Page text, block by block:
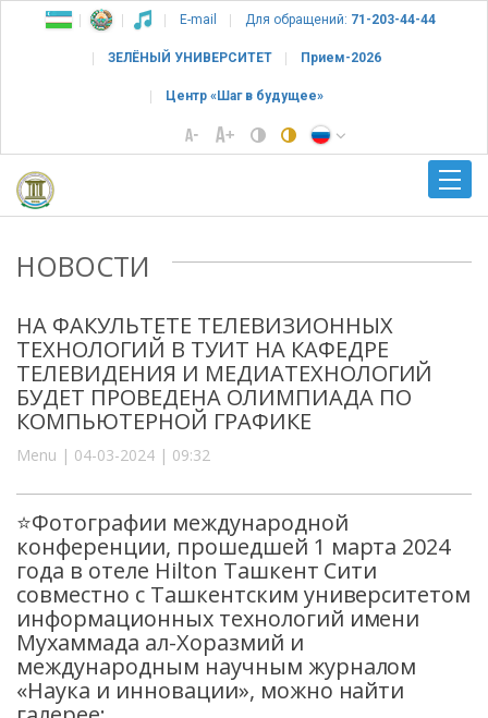
E-mail Для обращений: 71-203-44-44
ЗЕЛЁНЫЙ УНИВЕРСИТЕТ Прием-2026
Центр «Шаг в будущее»
НОВОСТИ
НА ФАКУЛЬТЕТЕ ТЕЛЕВИЗИОННЫХ
ТЕХНОЛОГИЙ В ТУИТ НА КАФЕДРЕ
ТЕЛЕВИДЕНИЯ И МЕДИАТЕХНОЛОГИЙ
БУДЕТ ПРОВЕДЕНА ОЛИМПИАДА ПО
КОМПЬЮТЕРНОЙ ГРАФИКЕ
Menu | 04-03-2024 | 09:32
⭐️Фотографии международной
конференции, прошедшей 1 марта 2024
года в отеле Hilton Ташкент Сити
совместно с Ташкентским университетом
информационных технологий имени
Мухаммада ал-Хоразмий и
международным научным журналом
«Наука и инновации», можно найти